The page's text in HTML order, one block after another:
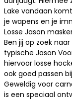
Lake vandaan
je wapens en je
Losse Jason
Ben jij op zoek
typische Jason
hiervoor losse
ook goed passen
Geweldig voor
is een speciaal